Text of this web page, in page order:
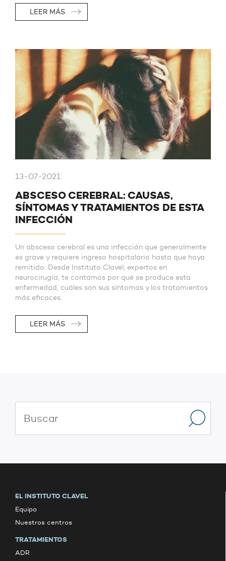
LEER MÁS
13-07-2021
ABSCESO CEREBRAL: CAUSAS,
SÍNTOMAS Y TRATAMIENTOS DE ESTA
INFECCIÓN
Un absceso cerebral es una infección que generalmente
es grave y requiere ingreso hospitalario hasta que haya
remitido. Desde Instituto Clavel, expertos en
neurocirugía, te contamos por qué se produce esta
enfermedad, cuáles son sus síntomas y los tratamientos
más eficaces.
LEER MÁS
EL INSTITUTO CLAVEL
Equipo
Nuestros centros
TRATAMIENTOS
ADR